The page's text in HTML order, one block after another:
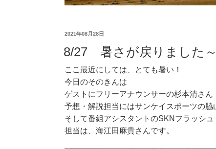
2021年08月28日
8/27 暑さが戻りました～
ここ最近にしては、とても暑い！
今日のそのきんは
ゲストにフリーアナウンサーの杉本清さん
予想・解説担当にはサンケイスポーツの脇
そして番組アシスタントのSKNフラッシュ
担当は、海江田麻貴さんです。